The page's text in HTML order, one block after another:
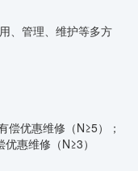
、管理、维护等多方
偿优惠维修（N≥5）；
惠维修（N≥3）